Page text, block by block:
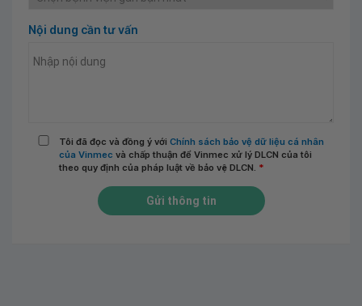
Nội dung cần tư vấn
Tôi đã đọc và đồng ý với Chính sách bảo vệ dữ liệu cá nhân
của Vinmec và chấp thuận để Vinmec xử lý DLCN của tôi
theo quy định của pháp luật về bảo vệ DLCN. *
Gửi thông tin